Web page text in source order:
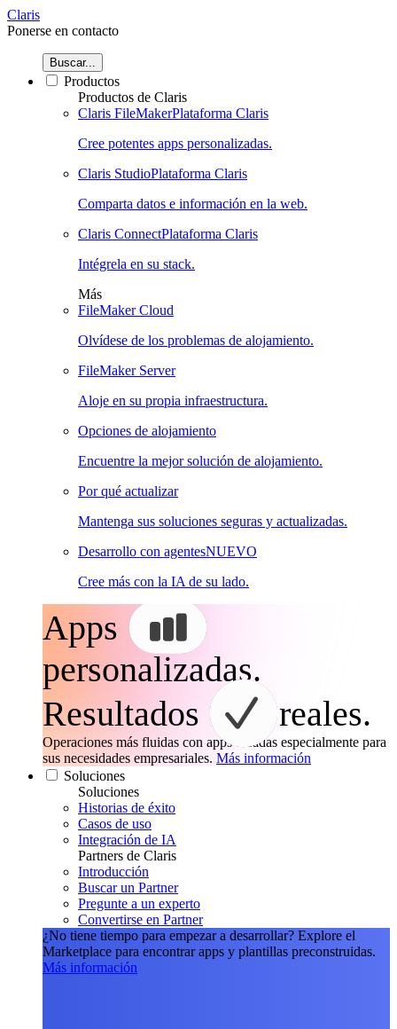
Claris
Ponerse en contacto
Buscar...
Productos
Productos de Claris
Claris FileMakerPlataforma Claris
Cree potentes apps personalizadas.
Claris StudioPlataforma Claris
Comparta datos e información en la web.
Claris ConnectPlataforma Claris
Intégrela en su stack.
Más
FileMaker Cloud
Olvídese de los problemas de alojamiento.
FileMaker Server
Aloje en su propia infraestructura.
Opciones de alojamiento
Encuentre la mejor solución de alojamiento.
Por qué actualizar
Mantenga sus soluciones seguras y actualizadas.
Desarrollo con agentesNUEVO
Cree más con la IA de su lado.
Apps
personalizadas.
Resultados
reales.
Operaciones más fluidas con apps creadas especialmente para
sus necesidades empresariales. Más información
Soluciones
Soluciones
Historias de éxito
Casos de uso
Integración de IA
Partners de Claris
Introducción
Buscar un Partner
Pregunte a un experto
Convertirse en Partner
¿No tiene tiempo para empezar a desarrollar? Explore el
Marketplace para encontrar apps y plantillas preconstruidas.
Más información